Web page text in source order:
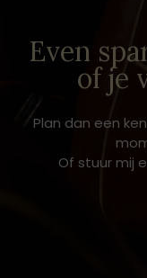
Even
of je
Plan dan een
Of stuur mij